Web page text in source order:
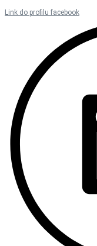
Link do profilu facebook